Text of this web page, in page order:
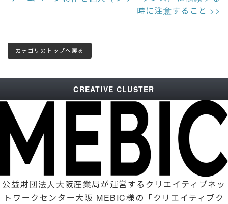
時に注意すること
カテゴリのトップへ戻る
CREATIVE CLUSTER
公益財団法人大阪産業局が運営するクリエイティブネッ
トワークセンター大阪 MEBIC様の「クリエイティブク